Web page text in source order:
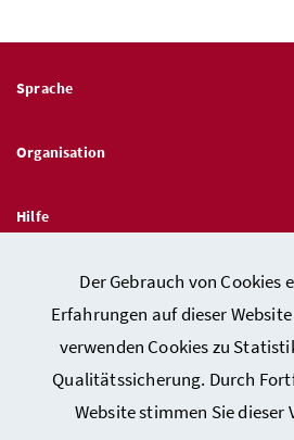
Der Gebrauch von Cookies
Erfahrungen auf dieser
verwenden Cookies zu
Qualitätssicherung. Durch
Website stimmen Sie dieser
Sprache
Organisation
Hilfe
Quicklinks